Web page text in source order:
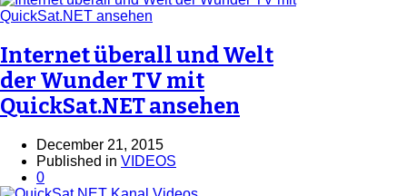
Internet überall und Welt
der Wunder TV mit
QuickSat.NET ansehen
December 21, 2015
Published in VIDEOS
0